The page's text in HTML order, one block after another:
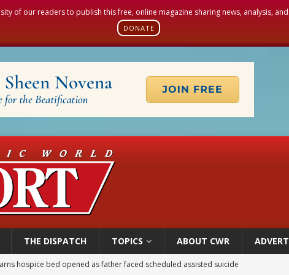
of our readers to publish this free, online magazine sharing news, analysis,
DONATE
THE DISPATCH TOPICS ABOUT CWR
shuts down Paris-area mosque over alleged support for terrorism